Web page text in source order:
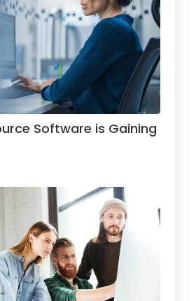
Software is Gaining